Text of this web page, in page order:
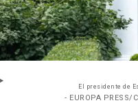
El presidente de
- EUROPA PRESS/